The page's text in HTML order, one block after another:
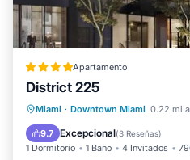
Apartamento
District 225
Miami · Downtown Miami 0.22 mi
9.7 Excepcional(3 Reseñas)
1 Dormitorio 1 Baño 4 Invitados
Chimenea/Calefacción
Aparcamiento